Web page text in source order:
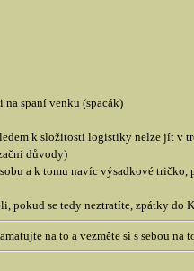
na spaní venku (spacák)
k složitosti logistiky nelze jít v
důvody)
a k tomu navíc výsadkové
pokud se tedy neztratíte, zpátky do
na to a vezměte si s sebou na